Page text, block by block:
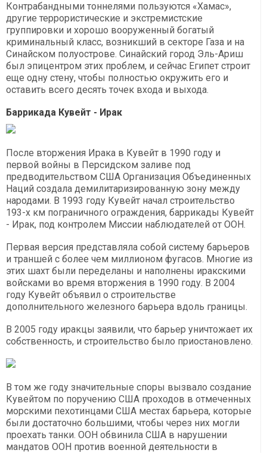
Контрабандными тоннелями пользуются «Хамас»,
другие террористические и экстремистские
группировки и хорошо вооруженный богатый
криминальный класс, возникший в секторе Газа и на
Синайском полуострове. Синайский город Эль-Ариш
был эпицентром этих проблем, и сейчас Египет строит
еще одну стену, чтобы полностью окружить его и
оставить всего десять точек входа и выхода.
Баррикада Кувейт - Ирак
После вторжения Ирака в Кувейт в 1990 году и
первой войны в Персидском заливе под
предводительством США Организация Объединенных
Наций создала демилитаризированную зону между
народами. В 1993 году Кувейт начал строительство
193-х км пограничного ограждения, баррикады Кувейт
- Ирак, под контролем Миссии наблюдателей от ООН.
Первая версия представляла собой систему барьеров
и траншей с более чем миллионом фугасов. Многие из
этих шахт были переделаны и наполнены иракскими
войсками во время вторжения в 1990 году. В 2004
году Кувейт объявил о строительстве
дополнительного железного барьера вдоль границы.
В 2005 году иракцы заявили, что барьер уничтожает их
собственность, и строительство было приостановлено.
В том же году значительные споры вызвало создание
Кувейтом по поручению США проходов в отмеченных
морскими пехотинцами США местах барьера, которые
были достаточно большими, чтобы через них могли
проехать танки. ООН обвинила США в нарушении
мандатов ООН против военной деятельности в